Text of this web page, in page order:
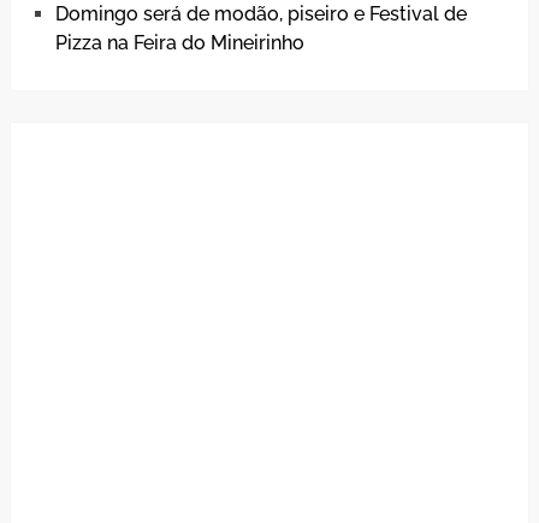
Domingo será de modão, piseiro e Festival de
Pizza na Feira do Mineirinho